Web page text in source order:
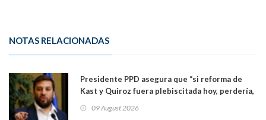
NOTAS RELACIONADAS
Presidente PPD asegura que “si reforma de
Kast y Quiroz fuera plebiscitada hoy, perdería,
a favor de la oposición, sería una victoria de la
09 August 2026